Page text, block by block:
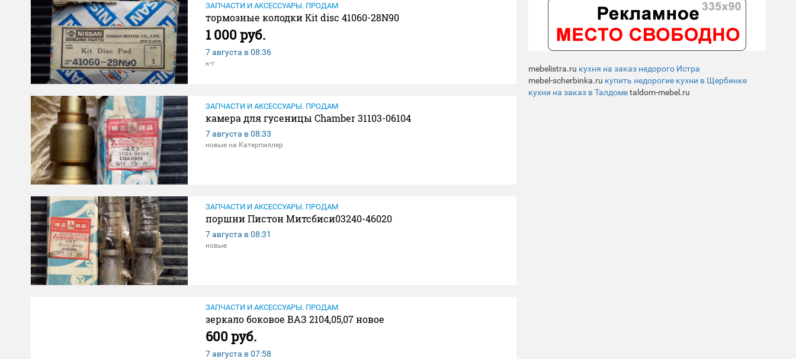
ЗАПЧАСТИ И АКСЕССУАРЫ. ПРОДАМ
тормозные колодки Kit disc 41060-28N90
1 000 руб.
7 августа в08:36
к-т
ЗАПЧАСТИ И АКСЕССУАРЫ. ПРОДАМ
камера для гусеницы Chamber 31103-06104
7 августа в08:33
новые на Катерпиллер
ЗАПЧАСТИ И АКСЕССУАРЫ. ПРОДАМ
поршни Пистон Митсбиси03240-46020
7 августа в08:31
новые
ЗАПЧАСТИ И АКСЕССУАРЫ. ПРОДАМ
зеркало боковое ВАЗ 2104,05,07 новое
600 руб.
7 августа в07:58
mebelistra.ru кухня на заказ недорого Истра
mebel-scherbinka.ru купить недорогие кухни в Щербинке
кухни на заказ в Талдомеtaldom-mebel.ru